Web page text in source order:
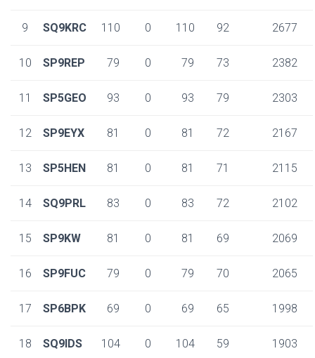
9 SQ9KRC 110 0 110 92 2677
10 SP9REP 79 0 79 73 2382
11 SP5GEO 93 0 93 79 2303
12 SP9EYX 81 0 81 72 2167
13 SP5HEN 81 0 81 71 2115
14 SQ9PRL 83 0 83 72 2102
15 SP9KW 81 0 81 69 2069
16 SP9FUC 79 0 79 70 2065
17 SP6BPK 69 0 69 65 1998
18 SQ9IDS 104 0 104 59 1903